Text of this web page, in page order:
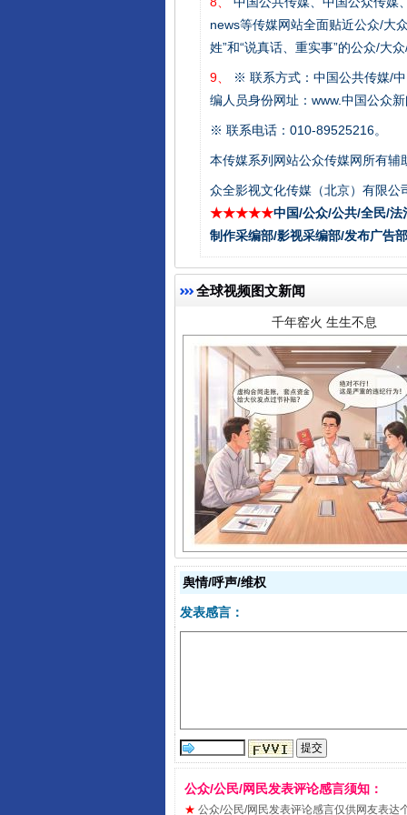
news等传媒网站全面贴近公众/大
姓”和“说真话、重实事”的公众/大
9、
※ 联系方式：中国公共传媒/
编人员身份网址：www.中国公众
※ 联系电话：010-89525216。
本传媒系列网站公众传媒网所有
众全影视文化传媒（北京）有限公
★★★★★中国/公众/公共/全民/
制作采编部/影视采编部/发布广告
全球视频图文新闻
千年窑火 生生不息
揭开“小金库”的免责幌子
舆情/呼声/维权
发表感言：
公众/公民/网民发表评论感言须知：
★ 公众/公民/网民发表评论感言仅供网友表